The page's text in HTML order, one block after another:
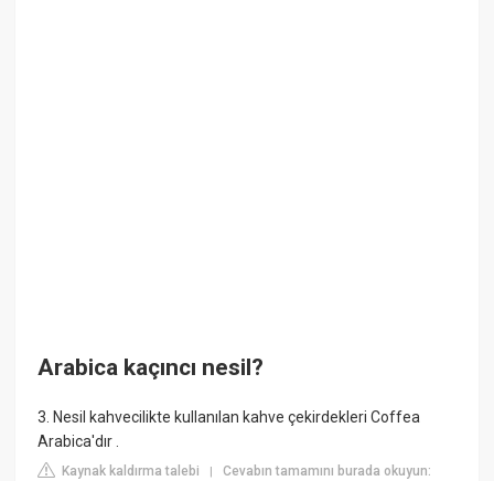
Arabica kaçıncı nesil?
3. Nesil kahvecilikte kullanılan kahve çekirdekleri Coffea
Arabica'dır .
Kaynak kaldırma talebi |Cevabın tamamını burada okuyun: